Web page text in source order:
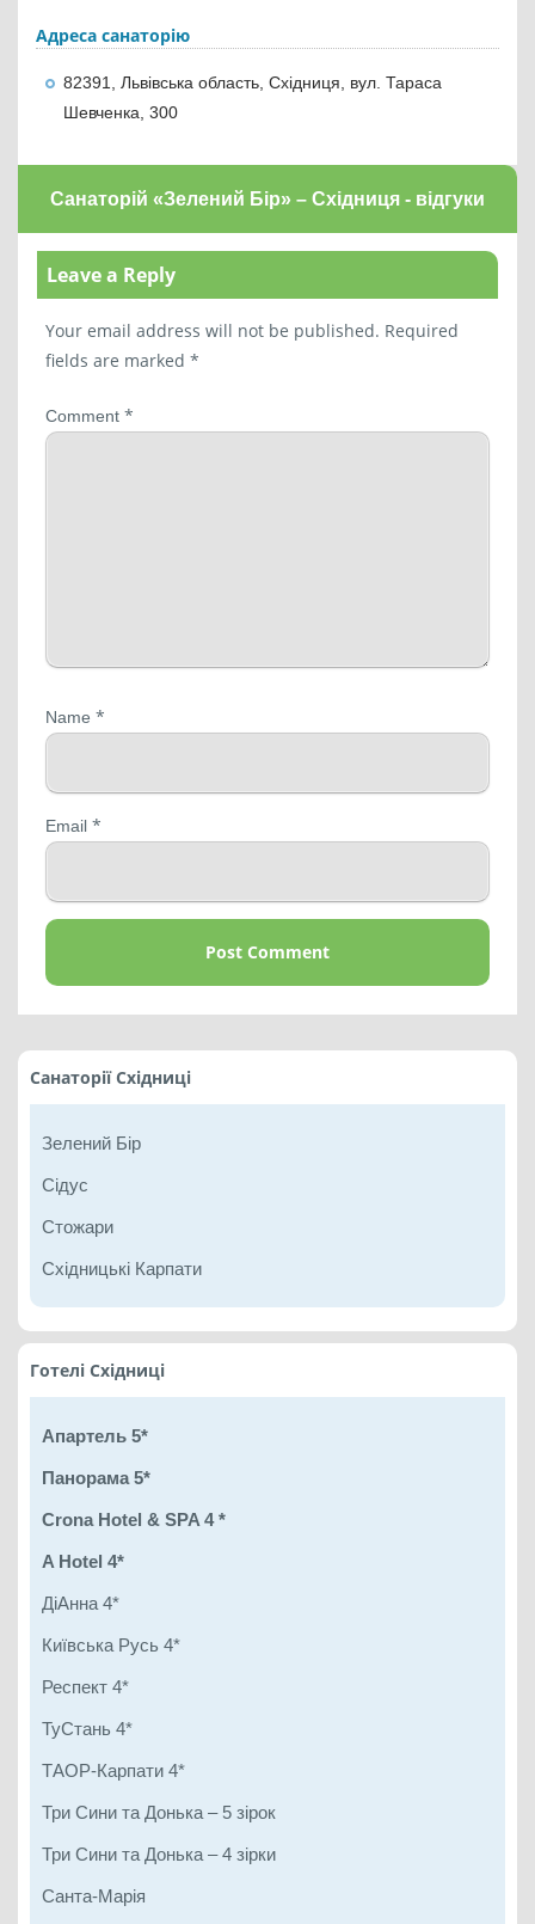
Адреса санаторію
82391, Львівська область, Східниця, вул. Тараса
Шевченка, 300
Санаторій «Зелений Бір» – Східниця - відгуки
Leave a Reply
Your email address will not be published. Required
fields are marked *
Comment *
Name *
Email *
Санаторії Східниці
Зелений Бір
Сідус
Стожари
Східницькі Карпати
Готелі Східниці
Апартель 5*
Панорама 5*
Crona Hotel & SPA 4 *
A Hotel 4*
ДіАнна 4*
Київська Русь 4*
Респект 4*
ТуСтань 4*
ТАОР-Карпати 4*
Три Сини та Донька – 5 зірок
Три Сини та Донька – 4 зірки
Санта-Марія